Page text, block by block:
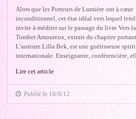
Alors que les Porteurs de Lumière ont à cœur
inconditionnel, cet état idéal vers lequel
invite à méditer sur le passage du livre Vers
Tomber Amoureux, extrait du chapitre
L’auteure Lilla Bek, est une guérisseuse
internationale. Enseignante, conférencière,
Lire cet article
Publié le 18/8/12